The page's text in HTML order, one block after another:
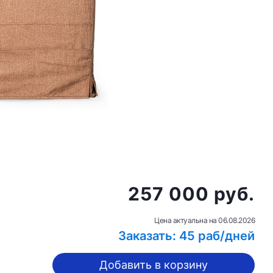
257 000 руб.
Цена актуальна на 06.08.2026
Заказать: 45 раб/дней
Добавить в корзину